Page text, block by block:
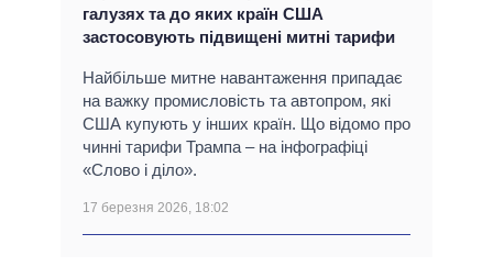
галузях та до яких країн США
застосовують підвищені митні тарифи
Найбільше митне навантаження припадає
на важку промисловість та автопром, які
США купують у інших країн. Що відомо про
чинні тарифи Трампа – на інфографіці
«Слово і діло».
17 березня 2026, 18:02